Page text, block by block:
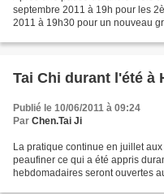
septembre 2011 à 19h pour les
2011 à 19h30 pour un nouveau
Tai Chi durant l'été à
Publié le 10/06/2011 à 09:24
Par Chen.Tai Ji
La pratique continue en juillet
peaufiner ce qui a été appris
hebdomadaires seront ouvertes